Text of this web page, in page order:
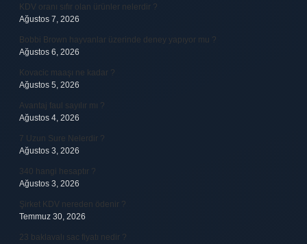
KDV oranı sıfır olan ürünler nelerdir ?
Ağustos 7, 2026
Bobbi Brown hayvanlar üzerinde deney yapıyor mu ?
Ağustos 6, 2026
Kovacic maaşı ne kadar ?
Ağustos 5, 2026
Avantaj faul sayılır mı ?
Ağustos 4, 2026
7 Uzun Sure Nelerdir ?
Ağustos 3, 2026
340 hangi hesaptır ?
Ağustos 3, 2026
Şirket KDV nereden ödenir ?
Temmuz 30, 2026
23 baklavalı sac fiyatı nedir ?